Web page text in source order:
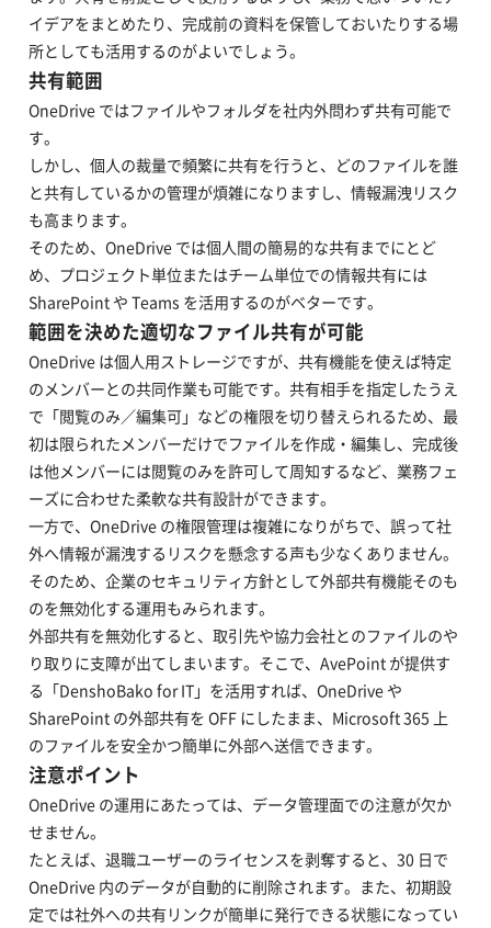
イデアをまとめたり、完成前の資料を保管しておいたりする場
所としても活用するのがよいでしょう。
共有範囲
OneDrive ではファイルやフォルダを社内外問わず共有可能で
す。
しかし、個人の裁量で頻繁に共有を行うと、どのファイルを誰
と共有しているかの管理が煩雑になりますし、情報漏洩リスク
も高まります。
そのため、OneDrive では個人間の簡易的な共有までにとど
め、プロジェクト単位またはチーム単位での情報共有には
SharePoint や Teams を活用するのがベターです。
範囲を決めた適切なファイル共有が可能
OneDrive は個人用ストレージですが、共有機能を使えば特定
のメンバーとの共同作業も可能です。共有相手を指定したうえ
で「閲覧のみ／編集可」などの権限を切り替えられるため、最
初は限られたメンバーだけでファイルを作成・編集し、完成後
は他メンバーには閲覧のみを許可して周知するなど、業務フェ
ーズに合わせた柔軟な共有設計ができます。
一方で、OneDrive の権限管理は複雑になりがちで、誤って社
外へ情報が漏洩するリスクを懸念する声も少なくありません。
そのため、企業のセキュリティ方針として外部共有機能そのも
のを無効化する運用もみられます。
外部共有を無効化すると、取引先や協力会社とのファイルのや
り取りに支障が出てしまいます。そこで、AvePoint が提供す
る「DenshoBako for IT」を活用すれば、OneDrive や
SharePoint の外部共有を OFF にしたまま、Microsoft 365 上
のファイルを安全かつ簡単に外部へ送信できます。
注意ポイント
OneDrive の運用にあたっては、データ管理面での注意が欠か
せません。
たとえば、退職ユーザーのライセンスを剥奪すると、30 日で
OneDrive 内のデータが自動的に削除されます。また、初期設
定では社外への共有リンクが簡単に発行できる状態になってい